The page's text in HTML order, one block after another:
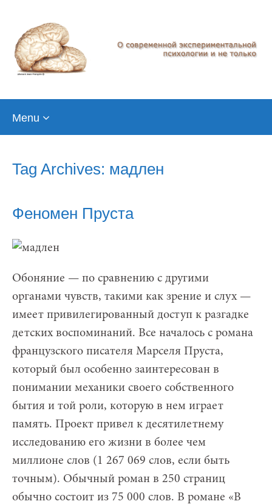
Menu
Tag Archives: мадлен
Феномен Пруста
Обоняние — по сравнению с другими
органами чувств, такими как зрение и слух —
имеет привилегированный доступ к разгадке
детских воспоминаний. Все началось с романа
французского писателя Марселя Пруста,
который был особенно заинтересован в
понимании механики своего собственного
бытия и той роли, которую в нем играет
память. Проект привел к десятилетнему
исследованию его жизни в более чем
миллионе слов (1 267 069 слов, если быть
точным). Обычный роман в 250 страниц
обычно состоит из 75 000 слов. В романе «В